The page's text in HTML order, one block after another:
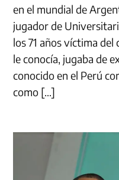
en el mundial de
jugador de
los 71 años víctima del
le conocía, jugaba de
conocido en el Perú
como […]